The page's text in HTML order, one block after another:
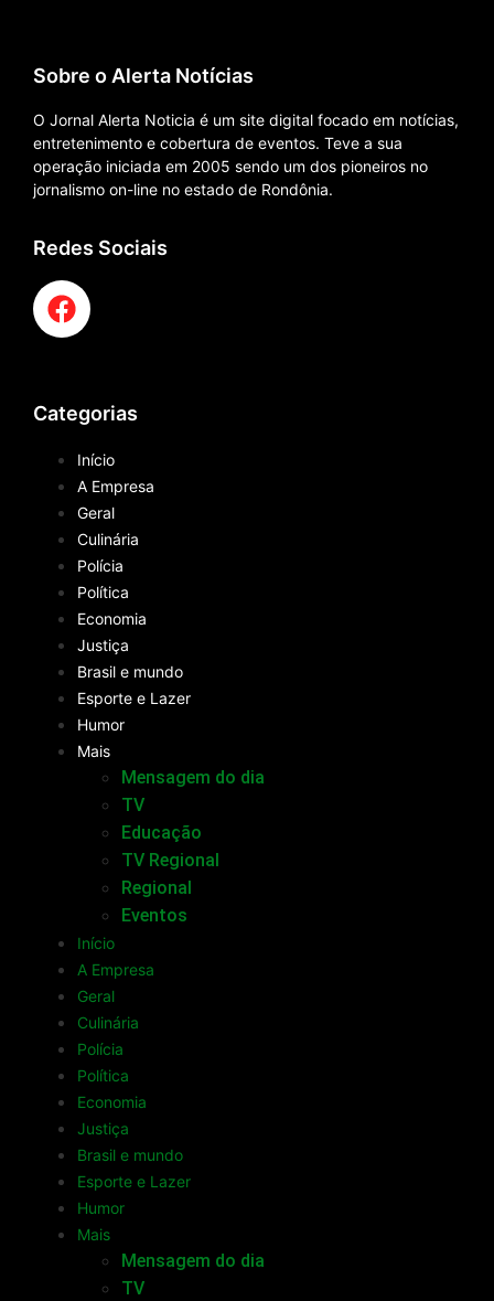
Sobre o Alerta Notícias
O Jornal Alerta Noticia é um site digital focado em notícias,
entretenimento e cobertura de eventos. Teve a sua
operação iniciada em 2005 sendo um dos pioneiros no
jornalismo on-line no estado de Rondônia.
Redes Sociais
Categorias
Início
A Empresa
Geral
Culinária
Polícia
Política
Economia
Justiça
Brasil e mundo
Esporte e Lazer
Humor
Mais
Mensagem do dia
TV
Educação
TV Regional
Regional
Eventos
Início
A Empresa
Geral
Culinária
Polícia
Política
Economia
Justiça
Brasil e mundo
Esporte e Lazer
Humor
Mais
Mensagem do dia
TV